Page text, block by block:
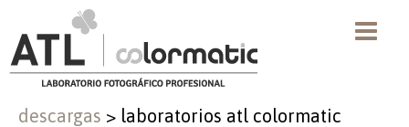
descargas > laboratorios atl colormatic